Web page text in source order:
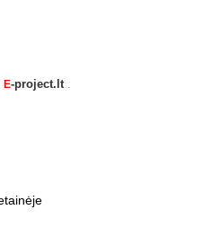
E-project.lt .